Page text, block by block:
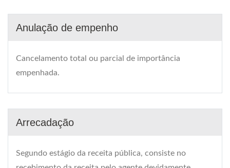
Anulação de empenho
Cancelamento total ou parcial de importância
empenhada.
Arrecadação
Segundo estágio da receita pública, consiste no